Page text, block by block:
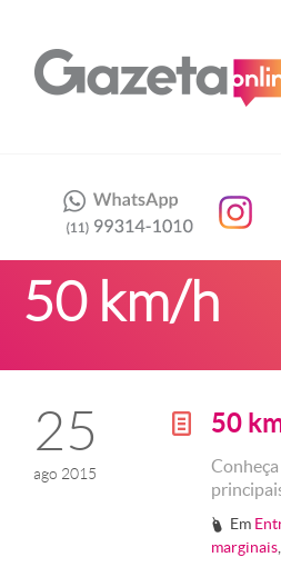
50 km/h
25
ago 2015
g 50
# Em
marginais